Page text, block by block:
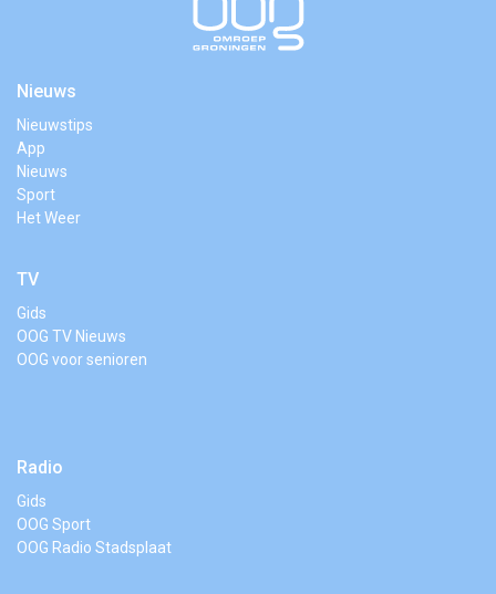
Nieuws
Nieuwstips
App
Nieuws
Sport
Het Weer
TV
Gids
OOG TV Nieuws
OOG voor senioren
Radio
Gids
OOG Sport
OOG Radio Stadsplaat